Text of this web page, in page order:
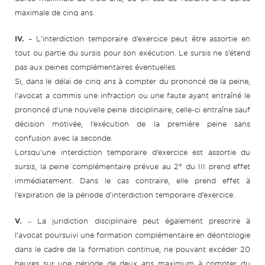
maximale de cinq ans.
IV. – L’interdiction temporaire d’exercice peut être assortie en
tout ou partie du sursis pour son exécution. Le sursis ne s’étend
pas aux peines complémentaires éventuelles.
Si, dans le délai de cinq ans à compter du prononcé de la peine,
l’avocat a commis une infraction ou une faute ayant entraîné le
prononcé d’une nouvelle peine disciplinaire, celle-ci entraîne sauf
décision motivée, l’exécution de la première peine sans
confusion avec la seconde.
Lorsqu’une interdiction temporaire d’exercice est assortie du
sursis, la peine complémentaire prévue au 2° du III prend effet
immédiatement. Dans le cas contraire, elle prend effet à
l’expiration de la période d’interdiction temporaire d’exercice.
V. ‒ La juridiction disciplinaire peut également prescrire à
l’avocat poursuivi une formation complémentaire en déontologie
dans le cadre de la formation continue, ne pouvant excéder 20